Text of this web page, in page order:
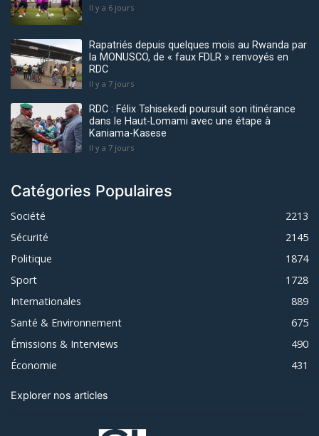
Il y a 6 jours
Rapatriés depuis quelques mois au Rwanda par
la MONUSCO, de « faux FDLR » renvoyés en
RDC
Il y a 7 jours
RDC : Félix Tshisekedi poursuit son itinérance
dans le Haut-Lomami avec une étape à
Kaniama-Kasese
Il y a 7 jours
Catégories Populaires
Société
2213
Sécurité
2145
Politique
1874
Sport
1728
Internationales
889
Santé & Environnement
675
Émissions & Interviews
490
Économie
431
Explorer nos articles